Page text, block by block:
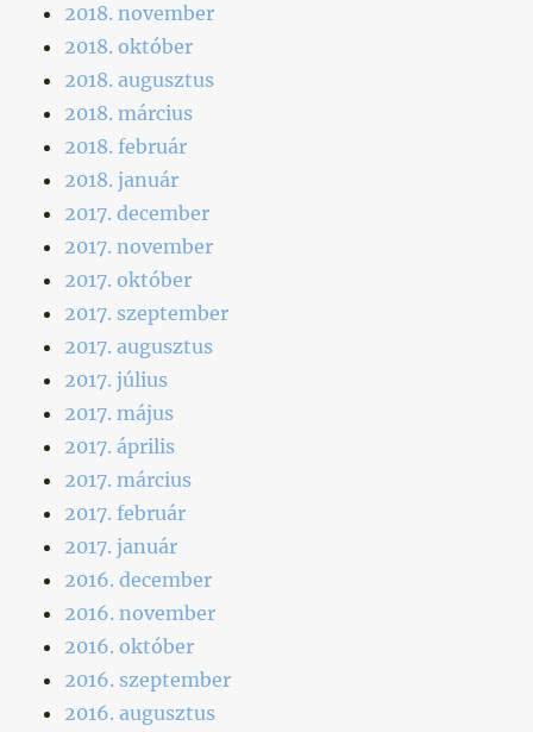
2018. november
2018. október
2018. augusztus
2018. március
2018. február
2018. január
2017. december
2017. november
2017. október
2017. szeptember
2017. augusztus
2017. július
2017. május
2017. április
2017. március
2017. február
2017. január
2016. december
2016. november
2016. október
2016. szeptember
2016. augusztus